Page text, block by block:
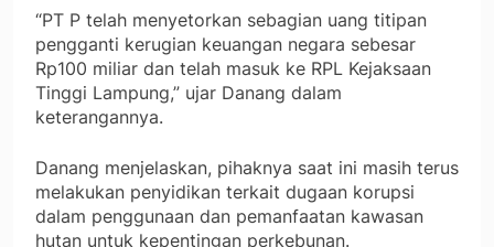
“PT P telah menyetorkan sebagian uang titipan
pengganti kerugian keuangan negara sebesar
Rp100 miliar dan telah masuk ke RPL Kejaksaan
Tinggi Lampung,” ujar Danang dalam
keterangannya.
Danang menjelaskan, pihaknya saat ini masih terus
melakukan penyidikan terkait dugaan korupsi
dalam penggunaan dan pemanfaatan kawasan
hutan untuk kepentingan perkebunan.